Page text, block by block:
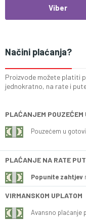
Viber
Načini plaćanja?
Proizvode možete platiti
jednokratno, na rate i
PLAĆANJEM POUZEĆEM
Pouzećem u
PLAĆANJE NA RATE
Popunite zahtjev
VIRMANSKOM UPLATOM
Avansno plaćanje